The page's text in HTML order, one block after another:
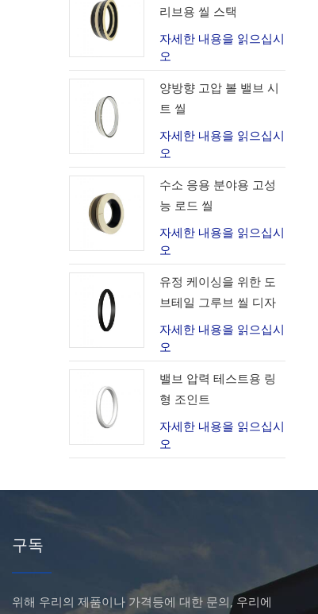
리브용 씰 스택
자세한 내용을 읽으십시
오
양방향 고압 볼 밸브 시
트 씰
자세한 내용을 읽으십시
오
수소 응용 분야용 고성
능 로드 씰
자세한 내용을 읽으십시
오
유정 케이싱을 위한 도
브테일 그루브 씰 디자
인
자세한 내용을 읽으십시
오
밸브 압력 테스트용 링
형 조인트
자세한 내용을 읽으십시
오
구독
위해 우리의 제품이나 가격등에 대한 문의, 우리에